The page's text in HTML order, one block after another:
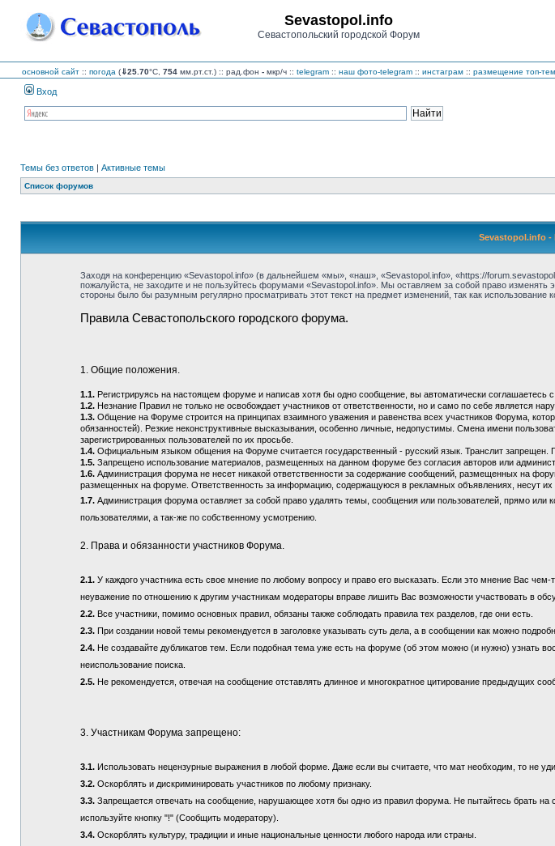
Sevastopol.info
Севастопольский городской Форум
основной сайт :: погода (⇓25.70°C, 754 мм.рт.ст.) :: рад.фон - мкр/ч :: telegram :: наш фото-telegram :: инстаграм :: размещение топ-тем
Вход
Темы без ответов | Активные темы
Список форумов
Sevastopol.info -
Заходя на конференцию «Sevastopol.info» (в дальнейшем «мы», «наш», «Sevastopol.info», «https://
пожалуйста, не заходите и не пользуйтесь форумами «Sevastopol.info». Мы оставляем за собой право
стороны было бы разумным регулярно просматривать этот текст на предмет изменений, так как
Правила Севастопольского городского форума.
1. Общие положения.
1.1.Регистрируясь на настоящем форуме и написав хотя бы одно сообщение, вы автоматически соглашаетесь
1.2.Незнание Правил не только не освобождает участников от ответственности, но и само по себе является
1.3.Общение на Форуме строится на принципах взаимного уважения и равенства всех участников Форума,
обязанностей). Резкие неконструктивные высказывания, особенно личные, недопустимы. Смена имени
зарегистрированных пользователей по их просьбе.
1.4.Официальным языком общения на Форуме считается государственный - русский язык. Транслит запрещен.
1.5.Запрещено использование материалов, размещенных на данном форуме без согласия авторов или
1.6. Администрация форума не несет никакой ответственности за содержание сообщений, размещенных на
размещенных на форуме. Ответственность за информацию, содержащуюся в рекламных объявлениях, несут их
1.7. Администрация форума оставляет за собой право удалять темы, сообщения или пользователей, прямо
пользователями, а так-же по собственному усмотрению.
2. Права и обязанности участников Форума.
2.1.У каждого участника есть свое мнение по любому вопросу и право его высказать. Если это мнение Вас
неуважение по отношению к другим участникам модераторы вправе лишить Вас возможности участвовать в
2.2.Все участники, помимо основных правил, обязаны также соблюдать правила тех разделов, где они есть.
2.3.При создании новой темы рекомендуется в заголовке указывать суть дела, а в сообщении как можно
2.4.Не создавайте дубликатов тем. Если подобная тема уже есть на форуме (об этом можно (и нужно) узнать
неиспользование поиска.
2.5.Не рекомендуется, отвечая на сообщение отставлять длинное и многократное цитирование предыдущих
3. Участникам Форума запрещено:
3.1.Использовать нецензурные выражения в любой форме. Даже если вы считаете, что мат необходим, то не
3.2.Оскорблять и дискриминировать участников по любому признаку.
3.3.Запрещается отвечать на сообщение, нарушающее хотя бы одно из правил форума. Не пытайтесь брать
используйте кнопку "!" (Сообщить модератору).
3.4.Оскорблять культуру, традиции и иные национальные ценности любого народа или страны.